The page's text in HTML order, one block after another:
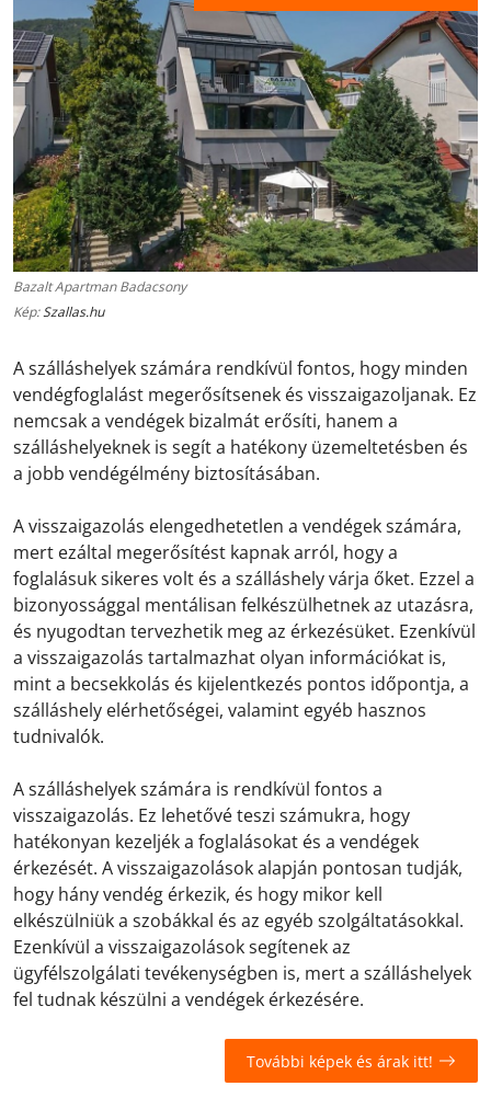
Bazalt Apartman Badacsony
Kép:Szallas.hu
A szálláshelyek számára rendkívül fontos, hogy minden
vendégfoglalást megerősítsenek és visszaigazoljanak. Ez
nemcsak a vendégek bizalmát erősíti, hanem a
szálláshelyeknek is segít a hatékony üzemeltetésben és
a jobb vendégélmény biztosításában.
A visszaigazolás elengedhetetlen a vendégek számára,
mert ezáltal megerősítést kapnak arról, hogy a
foglalásuk sikeres volt és a szálláshely várja őket. Ezzel a
bizonyossággal mentálisan felkészülhetnek az utazásra,
és nyugodtan tervezhetik meg az érkezésüket. Ezenkívül
a visszaigazolás tartalmazhat olyan információkat is,
mint a becsekkolás és kijelentkezés pontos időpontja, a
szálláshely elérhetőségei, valamint egyéb hasznos
tudnivalók.
A szálláshelyek számára is rendkívül fontos a
visszaigazolás. Ez lehetővé teszi számukra, hogy
hatékonyan kezeljék a foglalásokat és a vendégek
érkezését. A visszaigazolások alapján pontosan tudják,
hogy hány vendég érkezik, és hogy mikor kell
elkészülniük a szobákkal és az egyéb szolgáltatásokkal.
Ezenkívül a visszaigazolások segítenek az
ügyfélszolgálati tevékenységben is, mert a szálláshelyek
fel tudnak készülni a vendégek érkezésére.
További képek és árak itt!